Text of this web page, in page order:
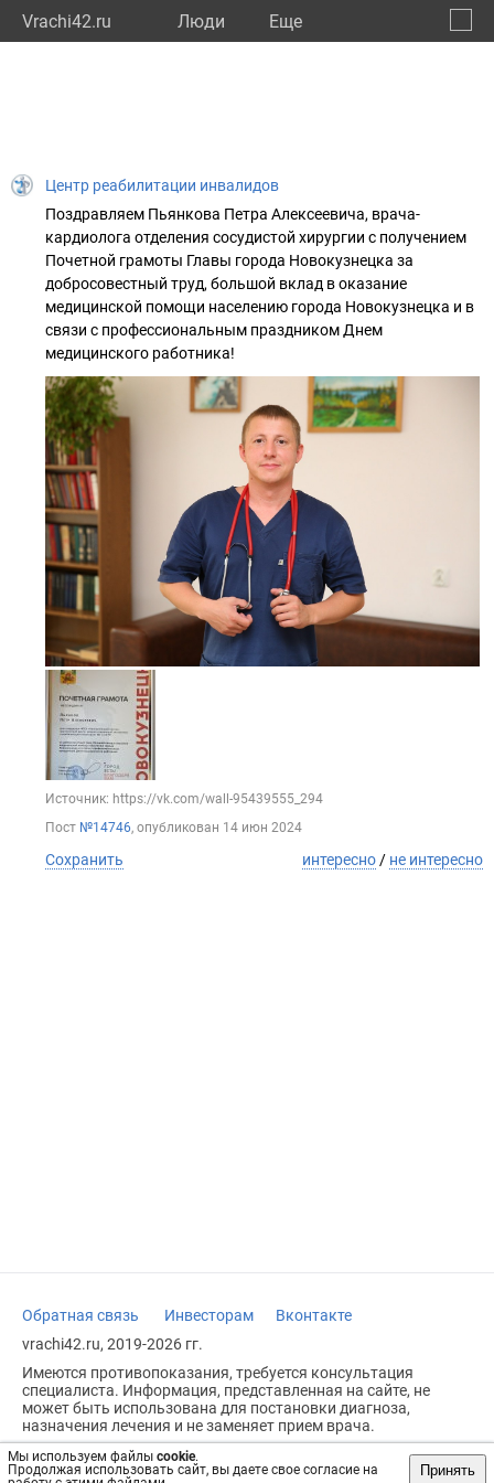
Vrachi42.ru Люди Eще
Мы используем файлы cookie.
Продолжая использовать сайт, вы даете свое согласие на
Принять
Центр реабилитации инвалидов
Поздравляем Пьянкова Петра Алексеевича, врача-
кардиолога отделения сосудистой хирургии с получением
Почетной грамоты Главы города Новокузнецка за
добросовестный труд, большой вклад в оказание
медицинской помощи населению города Новокузнецка и в
связи с профессиональным праздником Днем
медицинского работника!
Источник: https://vk.com/wall-95439555_294
Пост №14746, опубликован 14 июн 2024
Сохранить интересно / не интересно
Обратная связь Инвесторам
Вконтакте
vrachi42.ru, 2019-2026 гг.
Имеются противопоказания, требуется консультация
специалиста. Информация, представленная на сайте, не
может быть использована для постановки диагноза,
назначения лечения и не заменяет прием врача.
Возрастное ограничение: 18+